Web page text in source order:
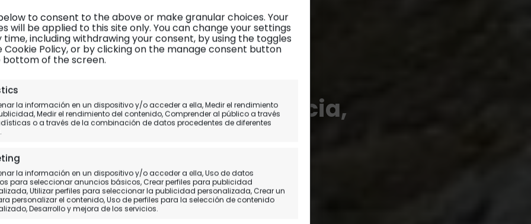
to consent to the above or make granular choices. Your
will be applied to this site only. You can change your settings
time, including withdrawing your consent, by using the toggles
Cookie Policy, or by clicking on the manage consent button
of the screen.
la información en un dispositivo y/o acceder a ella, Medir el rendimiento
Medir el rendimiento del contenido, Comprender al público a través
o a través de la combinación de datos procedentes de diferentes
la información en un dispositivo y/o acceder a ella, Uso de datos
para seleccionar anuncios básicos, Crear perfiles para publicidad
Utilizar perfiles para seleccionar la publicidad personalizada, Crear un
personalizar el contenido, Uso de perfiles para la selección de contenido
Desarrollo y mejora de los servicios.
de Fuente Dé: experiencia,
entradas y precios
Un trepidante ascenso para tocar el cielo